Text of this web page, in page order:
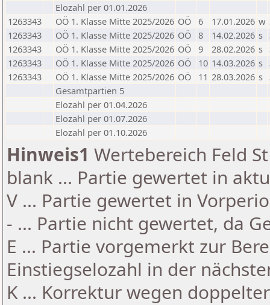
Elozahl per 01.01.2026
1263343
OÖ 1. Klasse Mitte 2025/2026 OÖ 6 17.01.2026 w
1263343
OÖ 1. Klasse Mitte 2025/2026 OÖ 8 14.02.2026 s
1263343
OÖ 1. Klasse Mitte 2025/2026 OÖ 9 28.02.2026 s
1263343
OÖ 1. Klasse Mitte 2025/2026 OÖ 10 14.03.2026 s
1263343
OÖ 1. Klasse Mitte 2025/2026 OÖ 11 28.03.2026 s
Gesamtpartien 5
Elozahl per 01.04.2026
Elozahl per 01.07.2026
Elozahl per 01.10.2026
Hinweis1 Wertebereich Feld
blank ... Partie gewertet in
V ... Partie gewertet in
- ... Partie nicht gewertet, da
E ... Partie vorgemerkt zur
Einstiegselozahl in der
K ... Korrektur wegen